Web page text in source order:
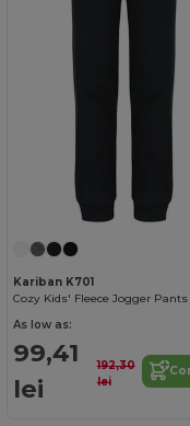
Kariban K701
As low as:
99,41
lei
192,30
lei